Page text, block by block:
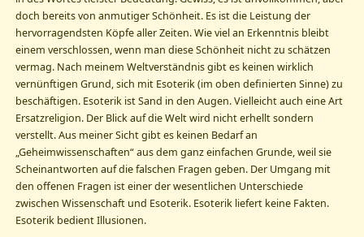
doch bereits von anmutiger Schönheit. Es ist die Leistung der
hervorragendsten Köpfe aller Zeiten. Wie viel an Erkenntnis bleibt
einem verschlossen, wenn man diese Schönheit nicht zu schätzen
vermag. Nach meinem Weltverständnis gibt es keinen wirklich
vernünftigen Grund, sich mit Esoterik (im oben definierten Sinne) zu
beschäftigen. Esoterik ist Sand in den Augen. Vielleicht auch eine Art
Ersatzreligion. Der Blick auf die Welt wird nicht erhellt sondern
verstellt. Aus meiner Sicht gibt es keinen Bedarf an
„Geheimwissenschaften“ aus dem ganz einfachen Grunde, weil sie
Scheinantworten auf die falschen Fragen geben. Der Umgang mit
den offenen Fragen ist einer der wesentlichen Unterschiede
zwischen Wissenschaft und Esoterik. Esoterik liefert keine Fakten.
Esoterik bedient Illusionen.